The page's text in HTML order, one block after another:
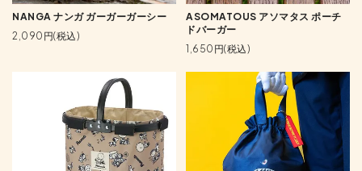
NANGA ナンガ ガーガーガーシー
2,090円(税込)
ASOMATOUS アソマタス ポーチ
ドバーガー
1,650円(税込)